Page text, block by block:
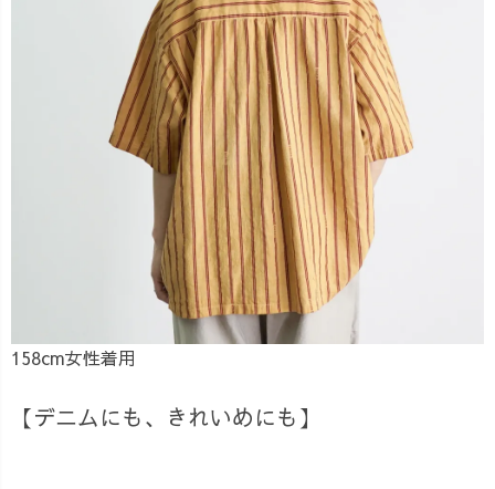
158cm女性着用
【デニムにも、きれいめにも】